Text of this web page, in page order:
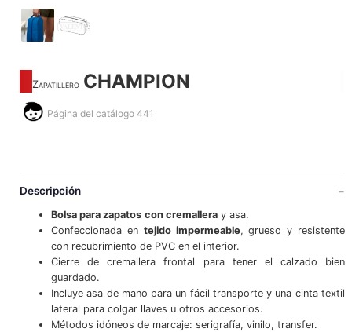
Zapatillero CHAMPION
Página del catálogo 441
Descripción
Bolsa para zapatos con cremalleray asa.
Confeccionada en tejido impermeable, grueso y resistente
con recubrimiento de PVC en el interior.
Cierre de cremallera frontal para tener el calzado bien
guardado.
Incluye asa de mano para un fácil transporte y una cinta textil
lateral para colgar llaves u otros accesorios.
Métodos idóneos de marcaje: serigrafía, vinilo, transfer.